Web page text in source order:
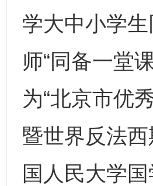
学大中小学
师“同备一堂
为“北京市优
暨世界反法
国人民大学